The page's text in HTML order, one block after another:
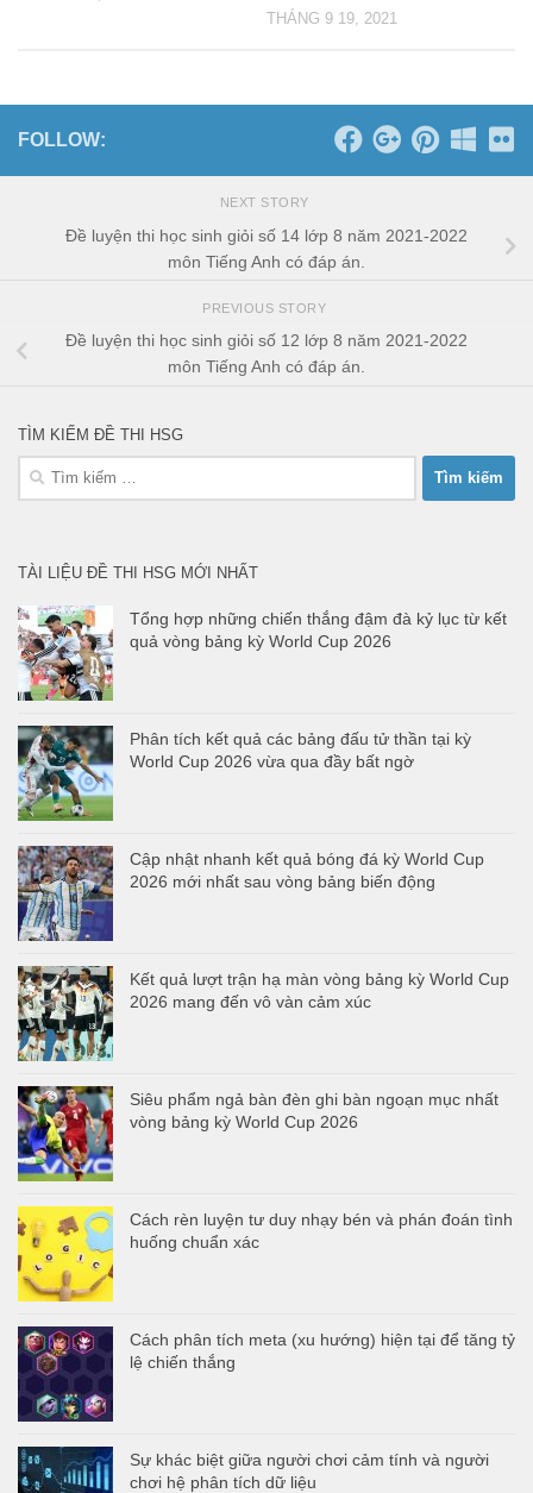
THÁNG 9 19, 2021
FOLLOW:
NEXT STORY
Đề luyện thi học sinh giỏi số 14 lớp 8 năm 2021-2022
môn Tiếng Anh có đáp án.
PREVIOUS STORY
Đề luyện thi học sinh giỏi số 12 lớp 8 năm 2021-2022
môn Tiếng Anh có đáp án.
TÌM KIẾM ĐỀ THI HSG
Tìm
TÀI LIỆU ĐỀ THI HSG MỚI NHẤT
Tổng hợp những chiến thắng đậm đà kỷ lục từ kết
quả vòng bảng kỳ World Cup 2026
Phân tích kết quả các bảng đấu tử thần tại kỳ
World Cup 2026 vừa qua đầy bất ngờ
Cập nhật nhanh kết quả bóng đá kỳ World Cup
2026 mới nhất sau vòng bảng biến động
Kết quả lượt trận hạ màn vòng bảng kỳ World Cup
2026 mang đến vô vàn cảm xúc
Siêu phẩm ngả bàn đèn ghi bàn ngoạn mục nhất
vòng bảng kỳ World Cup 2026
Cách rèn luyện tư duy nhạy bén và phán đoán tình
huống chuẩn xác
Cách phân tích meta (xu hướng) hiện tại để tăng tỷ
lệ chiến thắng
Sự khác biệt giữa người chơi cảm tính và người
chơi hệ phân tích dữ liệu